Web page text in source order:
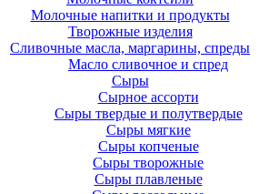
Молочные напитки и продукты
Творожные изделия
Сливочные масла, маргарины, спреды
Масло сливочное и спред
Сыры
Сырное ассорти
Сыры твердые и полутвердые
Сыры мягкие
Сыры копченые
Сыры творожные
Сыры плавленые